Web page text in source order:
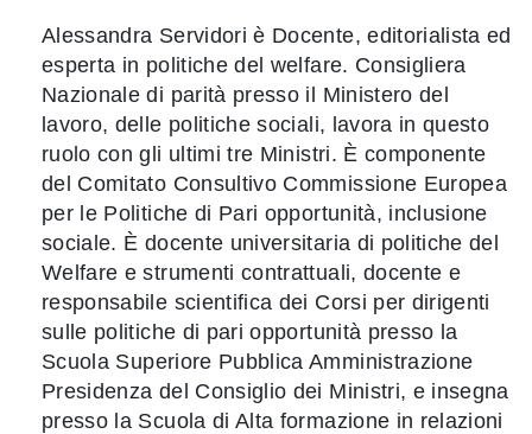
Alessandra Servidori è Docente, editorialista ed
esperta in politiche del welfare. Consigliera
Nazionale di parità presso il Ministero del
lavoro, delle politiche sociali, lavora in questo
ruolo con gli ultimi tre Ministri. È componente
del Comitato Consultivo Commissione Europea
per le Politiche di Pari opportunità, inclusione
sociale. È docente universitaria di politiche del
Welfare e strumenti contrattuali, docente e
responsabile scientifica dei Corsi per dirigenti
sulle politiche di pari opportunità presso la
Scuola Superiore Pubblica Amministrazione
Presidenza del Consiglio dei Ministri, e insegna
presso la Scuola di Alta formazione in relazioni